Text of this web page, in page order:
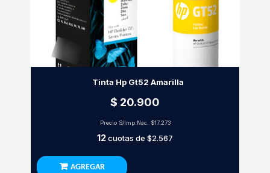
Tinta Hp Gt52 Amarilla
$ 20.900
Precio S/Imp.Nac. $17.273
12cuotas de $2.567
AGREGAR